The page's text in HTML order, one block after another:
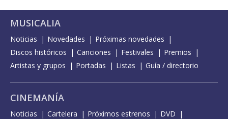
MUSICALIA
Noticias Novedades
Próximas novedades
Discos históricos
Canciones Festivales
Premios
Artistas y grupos
Portadas Listas Guía / directorio
CINEMANÍA
Noticias Cartelera Próximos estrenos
DVD